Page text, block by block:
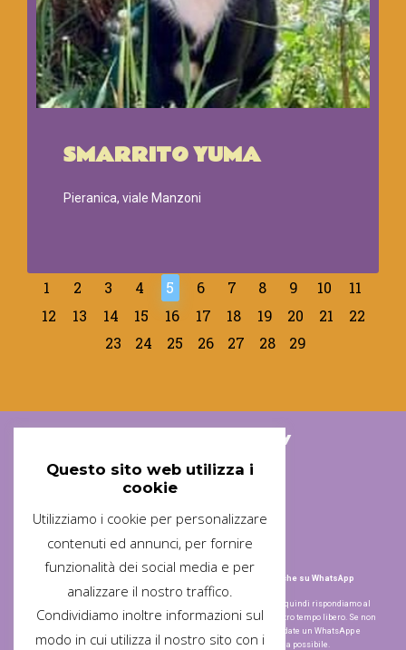
SMARRITO YUMA
Pieranica, viale Manzoni
1 2 3 4 5 6 7 8 9 10
11
12
13 14 15 16 17 18 19 20 21
22
23
24 25 26 27 28 29
Associazione Arischiogatti ODV
Sede Operativa
Crema – CR
civico; siamo di fronte al n. 10)
Mail
Contatti
+ 39 338 385 8920 anche su WhatsApp
Siamo tutti volontari quindi rispondiamo al
telefono solo nel nostro tempo libero. Se non
ci trovate subito mandate un WhatsApp e
risponderemo il prima possibile.
Questo sito web utilizza i
cookie
Utilizziamo i cookie per personalizzare
contenuti ed annunci, per fornire
funzionalità dei social media e per
analizzare il nostro traffico.
Condividiamo inoltre informazioni sul
modo in cui utilizza il nostro sito con i